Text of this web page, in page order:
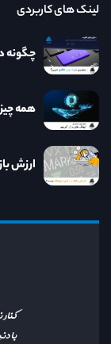
با
لینک های کاربردی
چگونه
همه
ارزش